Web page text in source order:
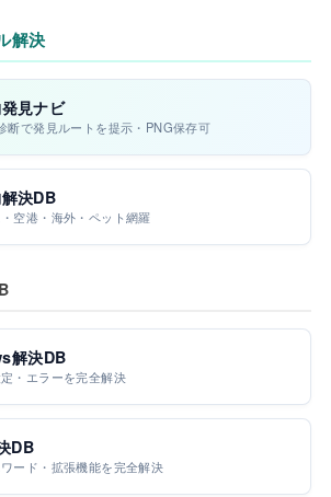
解決
見ナビ
断で発見ルートを提示・PNG保存可
決DB
空港・海外・ペット網羅
解決DB
・エラーを完全解決
DB
ード・拡張機能を完全解決